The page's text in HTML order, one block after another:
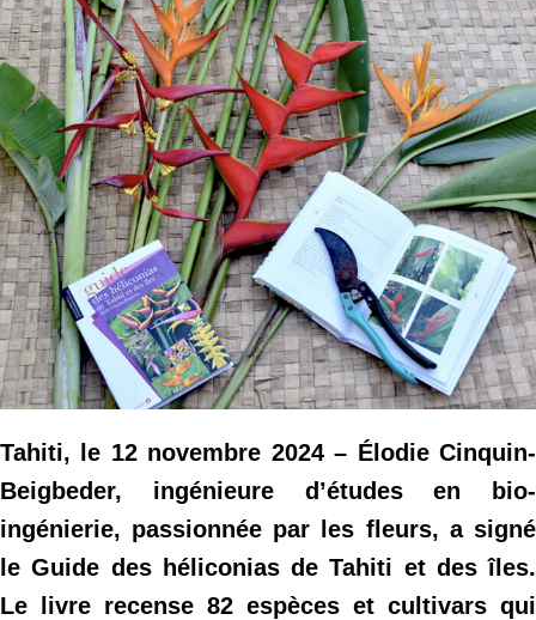
Tahiti, le 12 novembre 2024 – Élodie Cinquin-
Beigbeder, ingénieure d’études en bio-
ingénierie, passionnée par les fleurs, a signé
le Guide des héliconias de Tahiti et des îles.
Le livre recense 82 espèces et cultivars qui